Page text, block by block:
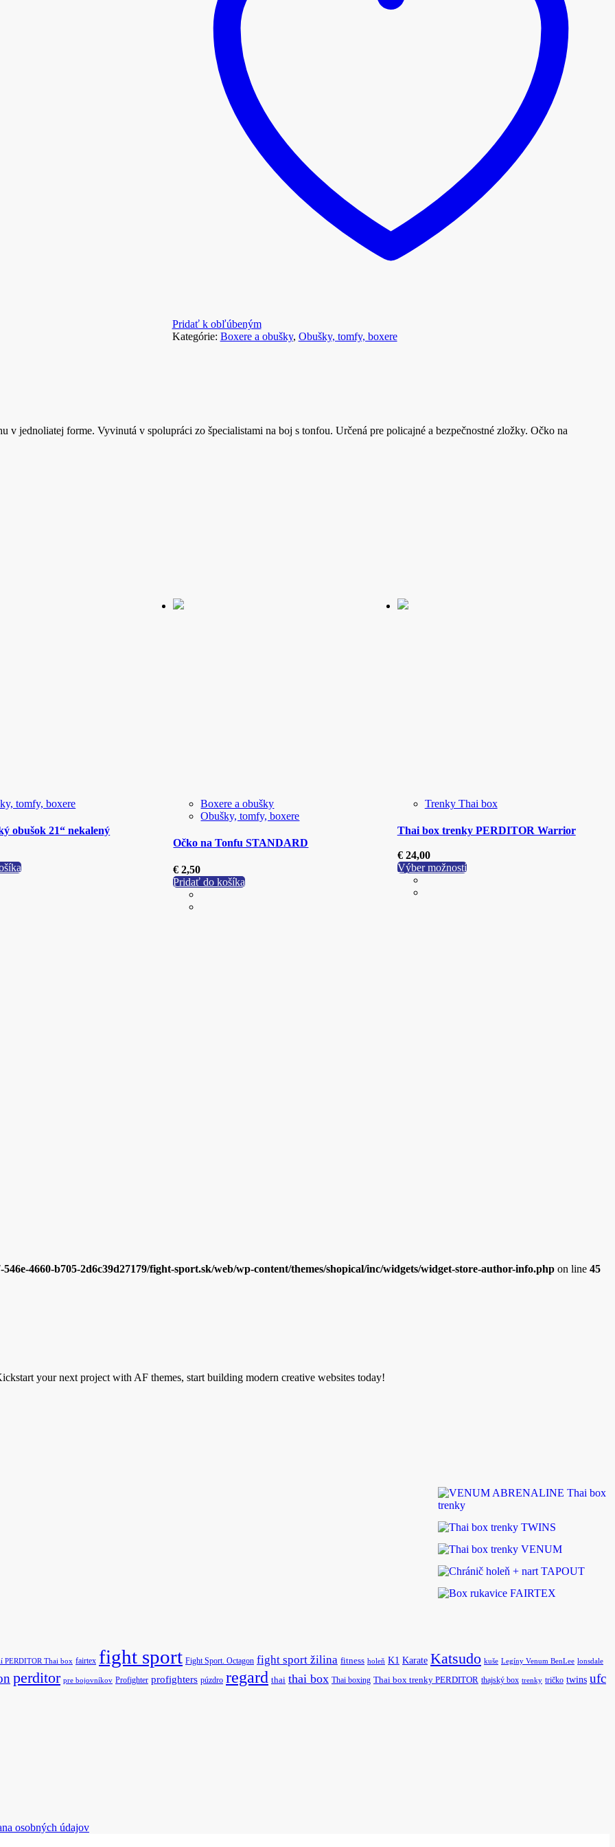
Pridať k obľúbeným
Kategórie: Boxere a obušky, Obušky, tomfy, boxere
v jednoliatej forme. Vyvinutá v spolupráci zo špecialistami na boj s tonfou. Určená pre policajné a bezpečnostné zložky. Očko na
tomfy, boxere
obušok 21“ nekalený
Boxere a obušky
Obušky, tomfy, boxere
Očko na Tonfu STANDARD
€ 2,50
Pridať do košíka
Trenky Thai box
Thai box trenky PERDITOR Warrior
€24,00
Výber možnostíTento
546e-4660-b705-2d6c39d27179/fight-sport.sk/web/wp-content/themes/shopical/inc/widgets/widget-store-author-info.php on line 45
your next project with AF themes, start building modern creative websites today!
PERDITOR Thai box fairtex fight sport Fight Sport. Octagon fight sport žilina fitness holeň K1 Karate Katsudo kuše Legíny Venum BenLee lonsdale
perditor pre bojovníkov Profighter profighters púzdro regard thai thai box Thai boxing Thai box trenky PERDITOR thajský box trenky tričko twins ufc
osobných údajov